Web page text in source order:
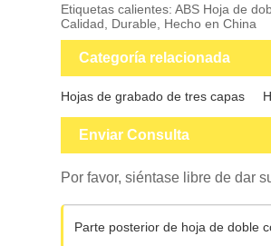
Etiquetas calientes: ABS Hoja de
Calidad, Durable, Hecho en China
Categoría relacionada
Hojas de grabado de tres capas
Enviar Consulta
Por favor, siéntase libre de dar